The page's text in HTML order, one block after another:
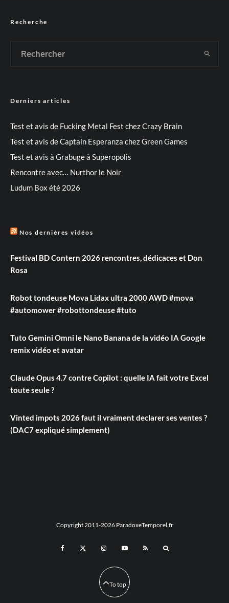
Recherche
Derniers articles
Test et avis de Fucking Metal Fest chez Crazy Brain
Test et avis de Captain Esperanza chez Green Games
Test et avis à Grabuge à Superopolis
Rencontre avec… Nurthor le Noir
Ludum Box été 2026
Nos dernières vidéos
Festival BD Contern 2026 rencontres, dédicaces et Don
Rosa
Robot tondeuse Mova Lidax ultra 2000 AWD #mova
#automower #robottondeuse #tuto
Tuto Gemini Omni le Nano Banana de la vidéo IA Google
remix vidéo et avatar
Claude Opus 4.7 contre Copilot : quelle IA fait votre Excel
toute seule ?
Vinted impots 2026 faut il vraiment declarer ses ventes ?
(DAC7 expliqué simplement)
Copyright 2011-2026 ParadoxeTemporel.fr
To top